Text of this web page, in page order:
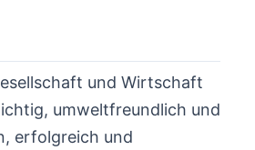
und Wirtschaft
umweltfreundlich und
erfolgreich und